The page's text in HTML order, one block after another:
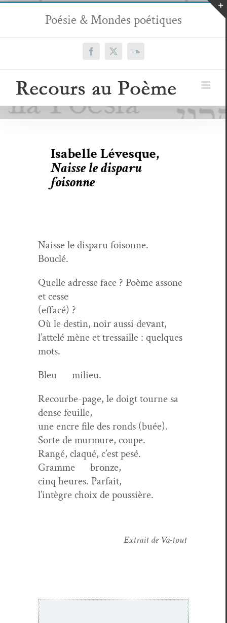
Passer
contenu
Poésie & Mondes poétiques
Facebook
X SoundCloud
Isabelle Lévesque,
Naisse le disparu
foisonne
Naisse le dis­paru foisonne.
Bouclé.
Quelle adresse face ? Poème assone
et cesse
(effacé) ?
Où le des­tin, noir aus­si devant,
l’attelé mène et tres­saille : quelques
mots.
Bleu milieu.
Recourbe-page, le doigt tourne sa
dense feuille,
une encre file des ronds (buée).
Sorte de mur­mure, coupe.
Rangé, claqué, c’est pesé.
Gramme bronze,
cinq heures. Parfait,
l’intègre choix de poussière.
Extrait de Va-tout